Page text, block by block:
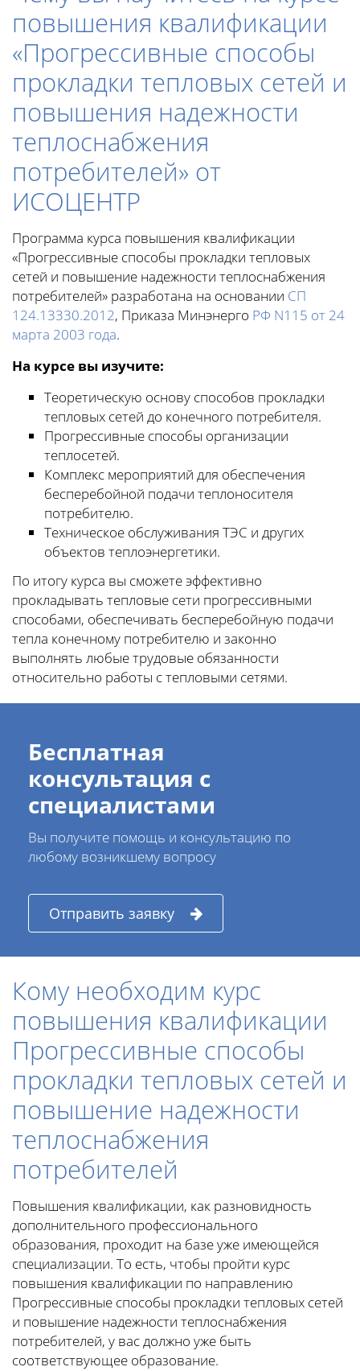
повышения квалификации
«Прогрессивные способы
прокладки тепловых сетей и
повышения надежности
теплоснабжения
потребителей» от
ИСОЦЕНТР
Программа курса повышения квалификации
«Прогрессивные способы прокладки тепловых
сетей и повышение надежности теплоснабжения
потребителей» разработана на основании СП
124.13330.2012, Приказа Минэнерго РФ N115 от 24
марта 2003 года.
На курсе вы изучите:
Теоретическую основу способов прокладки
тепловых сетей до конечного потребителя.
Прогрессивные способы организации
теплосетей.
Комплекс мероприятий для обеспечения
бесперебойной подачи теплоносителя
потребителю.
Техническое обслуживания ТЭС и других
объектов теплоэнергетики.
По итогу курса вы сможете эффективно
прокладывать тепловые сети прогрессивными
способами, обеспечивать бесперебойную подачи
тепла конечному потребителю и законно
выполнять любые трудовые обязанности
относительно работы с тепловыми сетями.
Бесплатная
консультация с
специалистами
Вы получите помощь и консультацию по
любому возникшему вопросу
Отправить заявку
Кому необходим курс
повышения квалификации
Прогрессивные способы
прокладки тепловых сетей и
повышение надежности
теплоснабжения
потребителей
Повышения квалификации, как разновидность
дополнительного профессионального
образования, проходит на базе уже имеющейся
специализации. То есть, чтобы пройти курс
повышения квалификации по направлению
Прогрессивные способы прокладки тепловых сетей
и повышение надежности теплоснабжения
потребителей, у вас должно уже быть
соответствующее образование.